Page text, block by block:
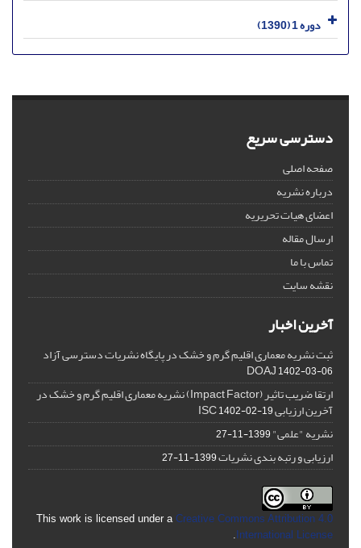
دوره 1 (1390)
دسترسی سریع
صفحه اصلی
درباره نشریه
اعضای هیات تحریریه
ارسال مقاله
تماس با ما
نقشه سایت
آخرین اخبار
ثبت نشریه معماری اقلیم گرم و خشک در پایگاه نشریات دسترسی آزاد
DOAJ1402-03-06
ارتقا ضریب تاثیر (Impact Factor) نشریه معماری اقلیم گرم و خشک در
آخرین ارزیابی ISC1402-02-19
نشریه "علمی"1399-11-27
ارزیابی و رتبه بندی نشریات1399-11-27
This work is licensed under a Creative Commons Attribution 4.0
International License
.